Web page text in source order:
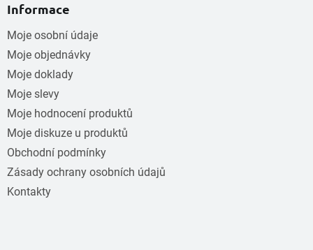
Informace
Moje osobní údaje
Moje objednávky
Moje doklady
Moje slevy
Moje hodnocení produktů
Moje diskuze u produktů
Obchodní podmínky
Zásady ochrany osobních údajů
Kontakty